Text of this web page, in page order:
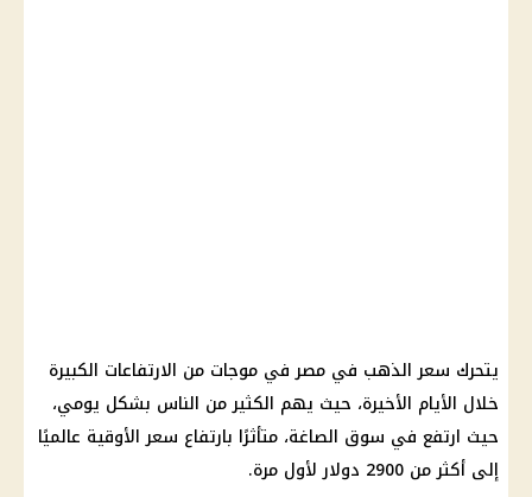
يتحرك سعر الذهب في مصر في موجات من الارتفاعات الكبيرة
خلال الأيام الأخيرة، حيث يهم الكثير من الناس بشكل يومي،
حيث ارتفع في سوق الصاغة، متأثرًا بارتفاع سعر الأوقية عالميًا
إلى أكثر من 2900 دولار لأول مرة.